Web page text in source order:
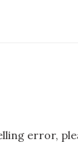
error,